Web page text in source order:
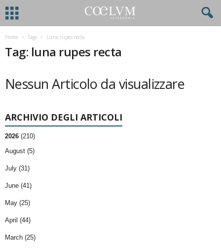
Home Tags Luna rupes recta
Tag: luna rupes recta
Nessun Articolo da visualizzare
ARCHIVIO DEGLI ARTICOLI
2026 (210)
August (5)
July (31)
June (41)
May (25)
April (44)
March (25)